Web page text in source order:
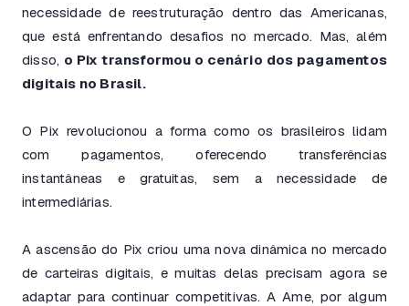
necessidade de reestruturação dentro das Americanas,
que está enfrentando desafios no mercado. Mas, além
disso, o Pix transformou o cenário dos pagamentos
digitais no Brasil.
O Pix revolucionou a forma como os brasileiros lidam
com pagamentos, oferecendo transferências
instantâneas e gratuitas, sem a necessidade de
intermediárias.
A ascensão do Pix criou uma nova dinâmica no mercado
de carteiras digitais, e muitas delas precisam agora se
adaptar para continuar competitivas. A Ame, por algum